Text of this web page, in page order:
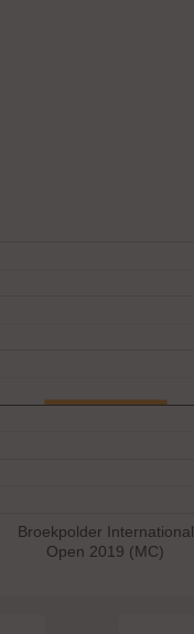
Broekpolder International
Open 2019 (MC)